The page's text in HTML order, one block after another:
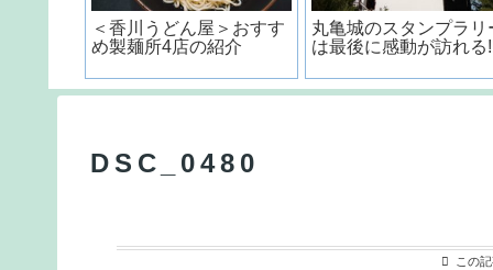
＜香川うどん屋＞おすす
め製麺所4店の紹介
丸亀城のスタンプラリ
は最後に感動が訪れる
DSC_0480
この